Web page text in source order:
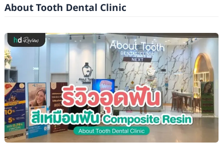
About Tooth Dental Clinic
รีวิว
อุด
ฟัน
สี
เหมือน
ฟัน
ที่
About
Tooth